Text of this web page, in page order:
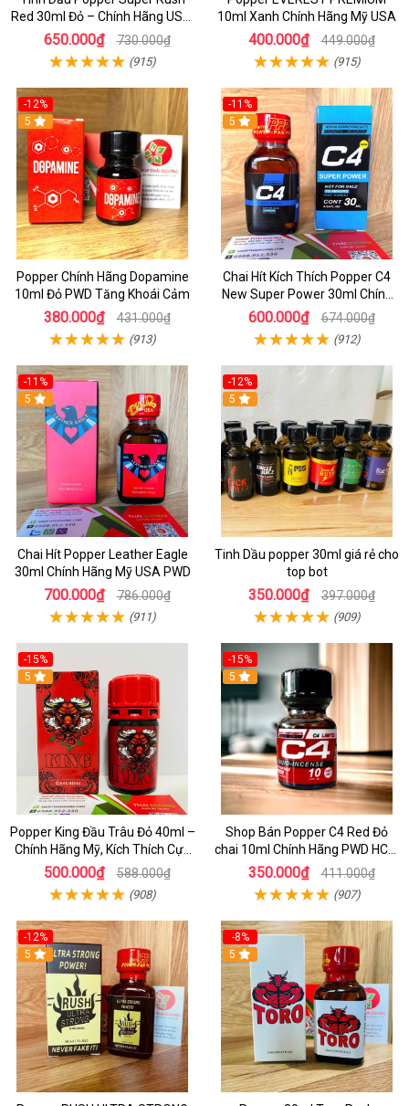
Red 30ml Đỏ – Chính Hãng USA,
Kích Thích Mạnh, Tăng Hưng
Phấn
650.000₫ 730.000₫
(915)
10ml Xanh Chính Hãng Mỹ USA
400.000₫ 449.000₫
(915)
-12%
5
Popper Chính Hãng Dopamine
10ml Đỏ PWD Tăng Khoái Cảm
380.000₫ 431.000₫
(913)
-11%
5
Chai Hít Kích Thích Popper C4
New Super Power 30ml Chính
Hãng Mỹ USA
600.000₫ 674.000₫
(912)
-11%
5
Chai Hít Popper Leather Eagle
30ml Chính Hãng Mỹ USA PWD
700.000₫ 786.000₫
(911)
-12%
5
Tinh Dầu popper 30ml giá rẻ cho
top bot
350.000₫ 397.000₫
(909)
-15%
5
Popper King Đầu Trâu Đỏ 40ml –
Chính Hãng Mỹ, Kích Thích Cực
Mạnh Cho Top & Bot
500.000₫ 588.000₫
(908)
-15%
5
Shop Bán Popper C4 Red Đỏ
chai 10ml Chính Hãng PWD HCM
kích thích Cực Mạnh cho LGBT -
TOP BOT
350.000₫ 411.000₫
(907)
-12%
5
-8%
5